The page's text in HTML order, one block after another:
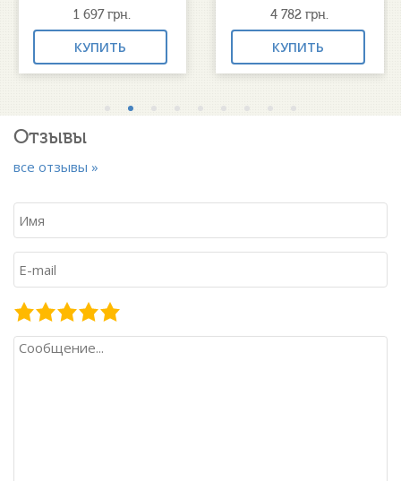
1 697грн.
КУПИТЬ
4 782грн.
КУПИТЬ
Отзывы
все отзывы »